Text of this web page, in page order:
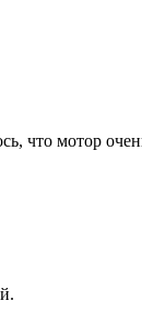
что мотор